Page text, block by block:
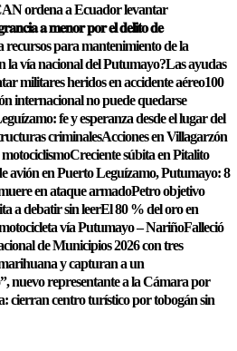
ordena a Ecuador levantar
𝐚 𝐦𝐞𝐧𝐨𝐫 𝐩𝐨𝐫 𝐞𝐥 𝐝𝐞𝐥𝐢𝐭𝐨 𝐝𝐞
recursos para mantenimiento de la
la vía nacional del Putumayo?Las ayudas
militares heridos en accidente aéreo100
internacional no puede quedarse
fe y esperanza desde el lugar del
criminalesAcciones en Villagarzón
Creciente súbita en Pitalito
avión en Puerto Leguízamo, Putumayo: 8
en ataque armadoPetro objetivo
a debatir sin leerEl 80 % del oro en
vía Putumayo – NariñoFalleció
de Municipios 2026 con tres
y capturan a un
nuevo representante a la Cámara por
cierran centro turístico por tobogán sin